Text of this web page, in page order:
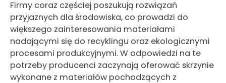
Firmy coraz częściej poszukują rozwiązań
przyjaznych dla środowiska, co prowadzi do
większego zainteresowania materiałami
nadającymi się do recyklingu oraz ekologicznymi
procesami produkcyjnymi. W odpowiedzi na te
potrzeby producenci zaczynają oferować skrzynie
wykonane z materiałów pochodzących z